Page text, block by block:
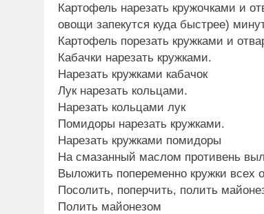
Картофель нарезать кружочками и
овощи запекутся куда быстрее)
Картофель порезать кружками и
Кабачки нарезать кружками.
Нарезать кружками кабачок
Лук нарезать кольцами.
Нарезать кольцами лук
Помидоры нарезать кружками.
Нарезать кружками помидоры
На смазанный маслом противень
Выложить попеременно кружки всех
Посолить, поперчить, полить
Полить майонезом